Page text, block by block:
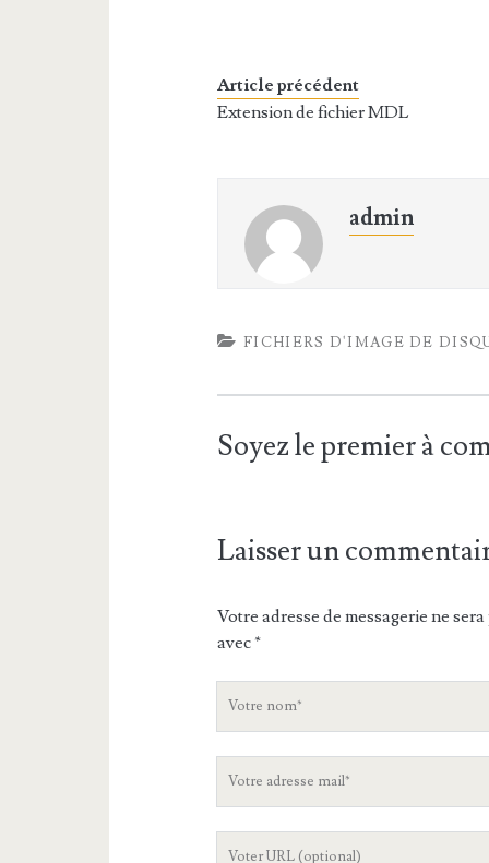
Article précédent
Extension de fichier MDL
admin
FICHIERS D'IMAGE DE
Soyez le premier à
Laisser un
Votre adresse de messagerie ne
avec*
V
n
V
L